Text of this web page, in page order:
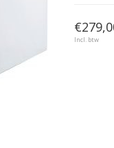
Incl. btw